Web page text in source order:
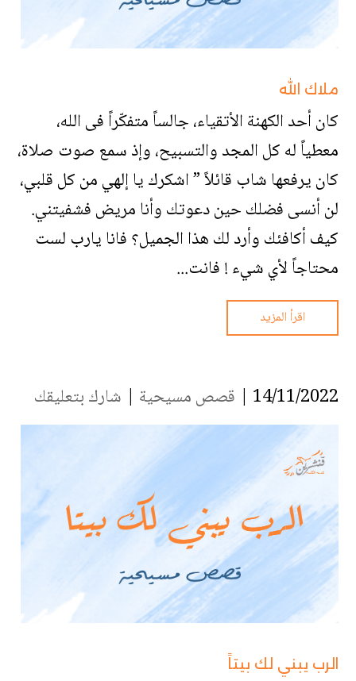
ملاك الله
كان أحد الكهنة الأتقياء، جالساً متفكّراً فى الله،
معطياً له كل المجد والتسبيح، وإذ سمع صوت صلاة،
كان يرفعها شاب قائلاً ” اشكرك يا إلهي من كل قلبي،
لن أنسى فضلك حين دعوتك وأنا مريض فشفيتني.
كيف أكافئك وأرد لك هذا الجميل؟ فانا يارب لست
محتاجاً لأي شيء ! فانت...
اقرأ المزيد
14/11/2022 | قصص مسيحية | شارك بتعليقك
الرب يبني لك بيتاً